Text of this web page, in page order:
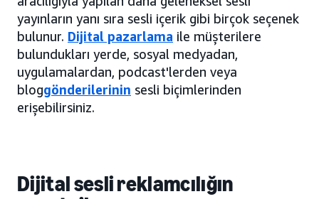
yayınların yanı sıra sesli içerik gibi birçok seçenek
bulunur. Dijital pazarlama ile müşterilere
bulundukları yerde, sosyal medyadan,
uygulamalardan, podcast'lerden veya
bloggönderilerinin sesli biçimlerinden
erişebilirsiniz.
Dijital sesli reklamcılığın